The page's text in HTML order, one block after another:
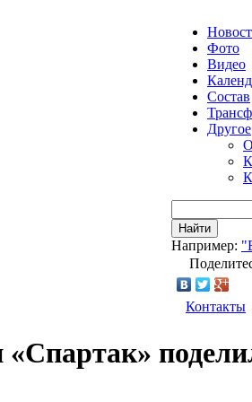
Фото
Видео
Состав
Другое
Найти
Например:
Контакты
«Спартак»